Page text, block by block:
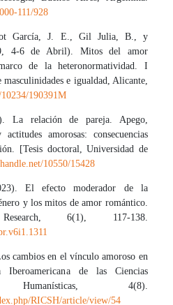
111/928
García, J. E., Gil Julia, B., y
4-6 de Abril). Mitos del amor
de la heteronormatividad. I
e igualdad, Alicante,
190391M
La relación de pareja. Apego,
amorosas: consecuencias
[Tesis doctoral, Universidad de
10550/15428
El efecto moderador de la
y los mitos de amor romántico.
6(1), 117-138.
cambios en el vínculo amoroso en
Iberoamericana de las Ciencias
4(8).
RICSH/article/view/54